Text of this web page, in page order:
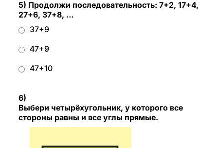
5) Продолжи последовательность: 7+2, 17+4,
27+6, 37+8, …
37+9
47+9
47+10
6)
Выбери четырёхугольник, у которого все
стороны равны и все углы прямые.